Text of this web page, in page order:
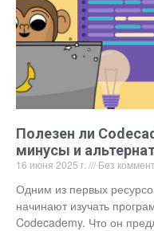
Полезен ли
минусы и
16 июня 2025 г. Без
Одним из первых
начинают изучать
Codecademy. Что он